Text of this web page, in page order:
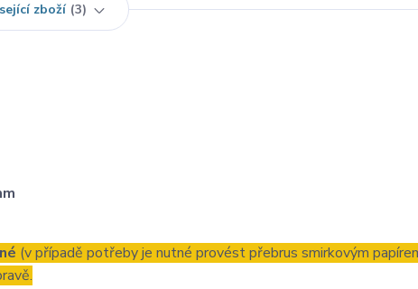
zboží 3
(v případě potřeby je nutné provést přebrus smirkovým